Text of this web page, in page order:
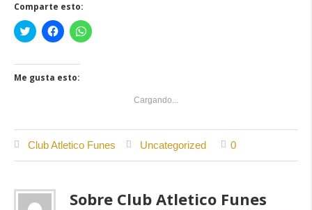
Comparte esto:
Haz
clic
en
Twitter
(Se
nueva)
Haz
clic
en
Facebook
(Se
nueva)
Haz
clic
nueva)
Me gusta esto:
Cargando...
Club Atletico Funes Uncategorized 0
Sobre Club Atletico Funes